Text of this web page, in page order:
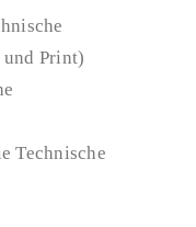
Print)
Technische